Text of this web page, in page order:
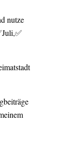
nutze